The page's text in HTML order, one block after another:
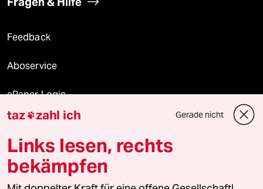
Feedback
Aboservice
ePaper Login
Downloads für Abonnierende
© 2026 taz Verlags und Vertriebs GmbH
Alle Rechte vorbehalten. Bei rechtlichen Fragen oder für Genehmigungen
taz zahl ich Gerade nicht
Links lesen, rechts
bekämpfen